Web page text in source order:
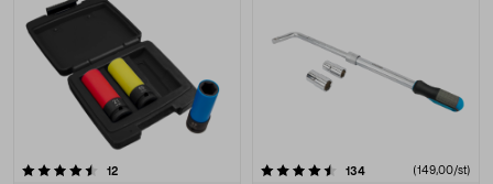
12recensioner
4.5 av 5 stjärnor 134recensioner(149,00/st)